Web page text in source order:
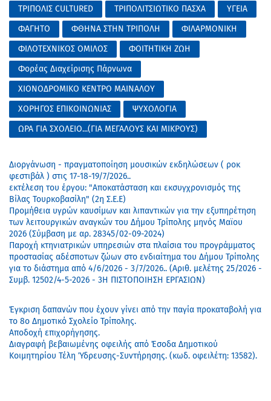
ΤΡΙΠΟΛΙΣ CULTURED
ΤΡΙΠΟΛΙΤΣΙΩΤΙΚΟ ΠΑΣΧΑ
ΥΓΕΙΑ
ΦΑΓΗΤΟ
ΦΘΗΝΑ ΣΤΗΝ ΤΡΙΠΟΛΗ
ΦΙΛΑΡΜΟΝΙΚΗ
ΦΙΛΟΤΕΧΝΙΚΟΣ ΟΜΙΛΟΣ
ΦΟΙΤΗΤΙΚΗ ΖΩΗ
Φορέας Διαχείρισης Πάρνωνα
ΧΙΟΝΟΔΡΟΜΙΚΟ ΚΕΝΤΡΟ ΜΑΙΝΑΛΟΥ
ΧΟΡΗΓΟΣ ΕΠΙΚΟΙΝΩΝΙΑΣ
ΨΥΧΟΛΟΓΙΑ
ΩΡΑ ΓΙΑ ΣΧΟΛΕΙΟ...(ΓΙΑ ΜΕΓΑΛΟΥΣ ΚΑΙ ΜΙΚΡΟΥΣ)
Διοργάνωση - πραγματοποίηση μουσικών εκδηλώσεων ( ροκ
φεστιβάλ ) στις 17-18-19/7/2026..
εκτέλεση του έργου: "Αποκατάσταση και εκσυγχρονισμός της
Βίλας Τουρκοβασίλη" (2η Σ.Ε.Ε)
Προμήθεια υγρών καυσίμων και λιπαντικών για την εξυπηρέτηση
των λειτουργικών αναγκών του Δήμου Τρίπολης μηνός Μαϊου
2026 (Σύμβαση με αρ. 28345/02-09-2024)
Παροχή κτηνιατρικών υπηρεσιών στα πλαίσια του προγράμματος
προστασίας αδέσποτων ζώων στο ενδιαίτημα του Δήμου Τρίπολης
για το διάστημα από 4/6/2026 - 3/7/2026.. (Αριθ. μελέτης 25/2026 -
Συμβ. 12502/4-5-2026 - 3Η ΠΙΣΤΟΠΟΙΗΣΗ ΕΡΓΑΣΙΩΝ)
Έγκριση δαπανών που έχουν γίνει από την παγία προκαταβολή για
το 8ο Δημοτικό Σχολείο Τρίπολης.
Αποδοχή επιχορήγησης.
Διαγραφή βεβαιωμένης οφειλής από Έσοδα Δημοτικού
Κοιμητηρίου Τέλη Ύδρευσης-Συντήρησης. (κωδ. οφειλέτη: 13582).